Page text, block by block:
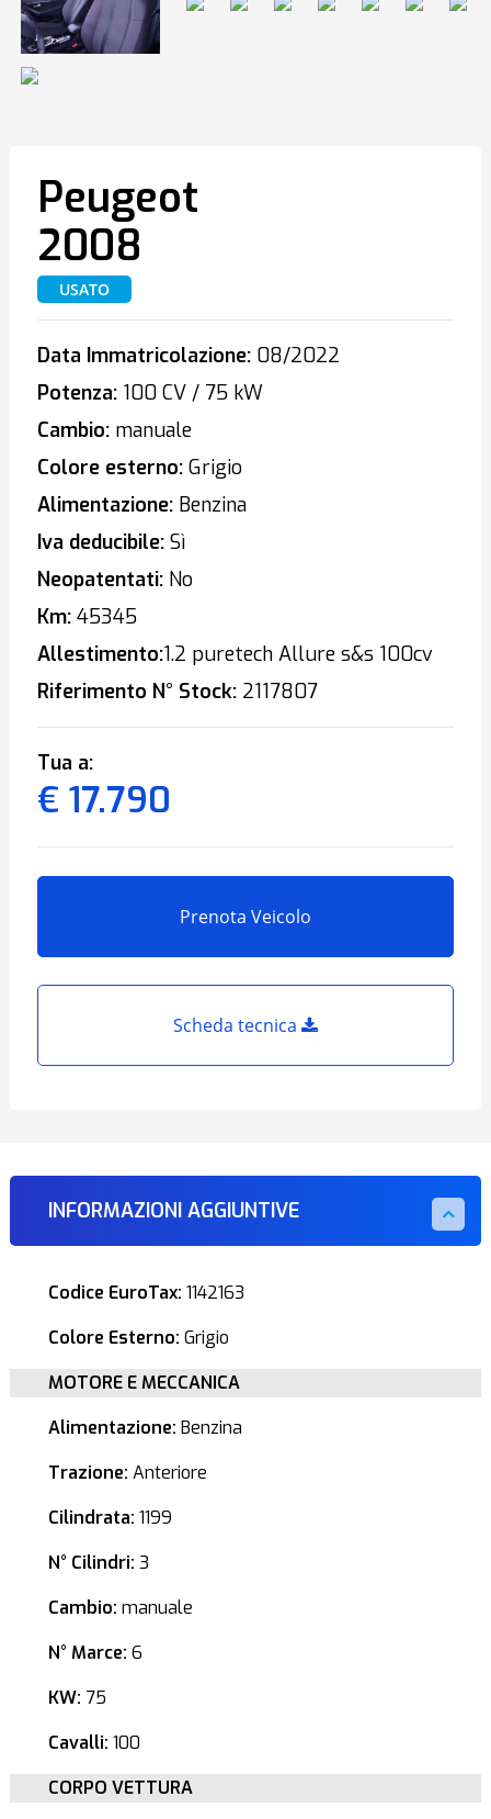
Peugeot
2008
USATO
Data Immatricolazione:08/2022
Potenza:100 CV / 75 kW
Cambio:manuale
Colore esterno:Grigio
Alimentazione:Benzina
Iva deducibile:Sì
Neopatentati:No
Km:45345
Allestimento:1.2 puretech Allure s&s 100cv
Riferimento N° Stock:2117807
Tua a:
€ 17.790
Prenota Veicolo
Scheda tecnica
INFORMAZIONI AGGIUNTIVE
Codice EuroTax: 1142163
Colore Esterno: Grigio
MOTORE E MECCANICA
Alimentazione: Benzina
Trazione: Anteriore
Cilindrata: 1199
N° Cilindri: 3
Cambio: manuale
N° Marce: 6
KW: 75
Cavalli: 100
CORPO VETTURA